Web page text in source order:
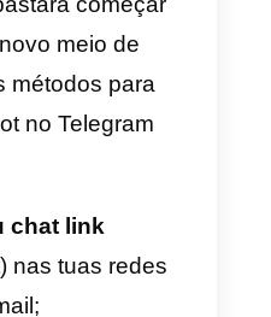
manter um
com os teus
e convertê-los
de abrir este
irá te dar